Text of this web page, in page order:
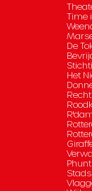
Time
De
Het